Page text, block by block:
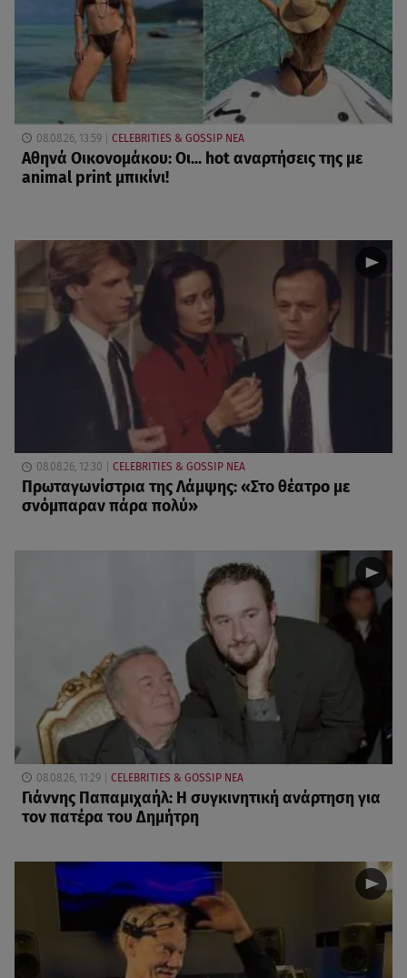
08.08.26, 13:59 CELEBRITIES & GOSSIP ΝΕΑ
Αθηνά Οικονομάκου: Οι... hot αναρτήσεις της με
animal print μπικίνι!
08.08.26, 12:30 CELEBRITIES & GOSSIP ΝΕΑ
Πρωταγωνίστρια της Λάμψης: «Στο θέατρο με
σνόμπαραν πάρα πολύ»
08.08.26, 11:29 CELEBRITIES & GOSSIP ΝΕΑ
Γιάννης Παπαμιχαήλ: Η συγκινητική ανάρτηση για
τον πατέρα του Δημήτρη